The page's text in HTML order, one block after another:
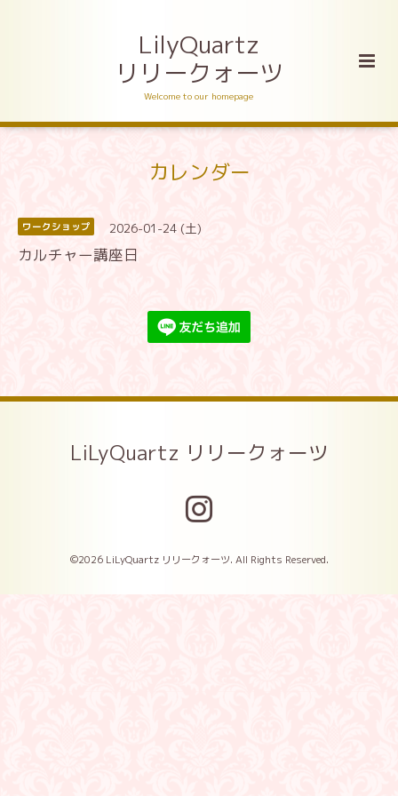
LilyQuartz
リリークォーツ
Welcome to our homepage
カレンダー
ワークショップ 2026-01-24 (土)
カルチャー講座日
LiLyQuartz リリークォーツ
©2026 LiLyQuartz リリークォーツ. All Rights Reserved.